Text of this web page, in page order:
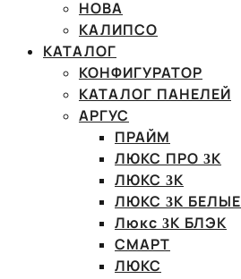
НОВА
КАЛИПСО
КАТАЛОГ
КОНФИГУРАТОР
КАТАЛОГ ПАНЕЛЕЙ
АРГУС
ПРАЙМ
ЛЮКС ПРО 3К
ЛЮКС 3К
ЛЮКС 3К БЕЛЫЕ
Люкс 3К БЛЭК
СМАРТ
ЛЮКС